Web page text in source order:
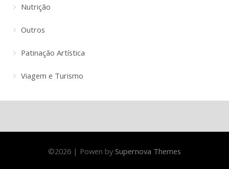
Nutrição
Outros
Patinação Artística
Viagem e Turismo
©2026 | Powen by Supernova Themes